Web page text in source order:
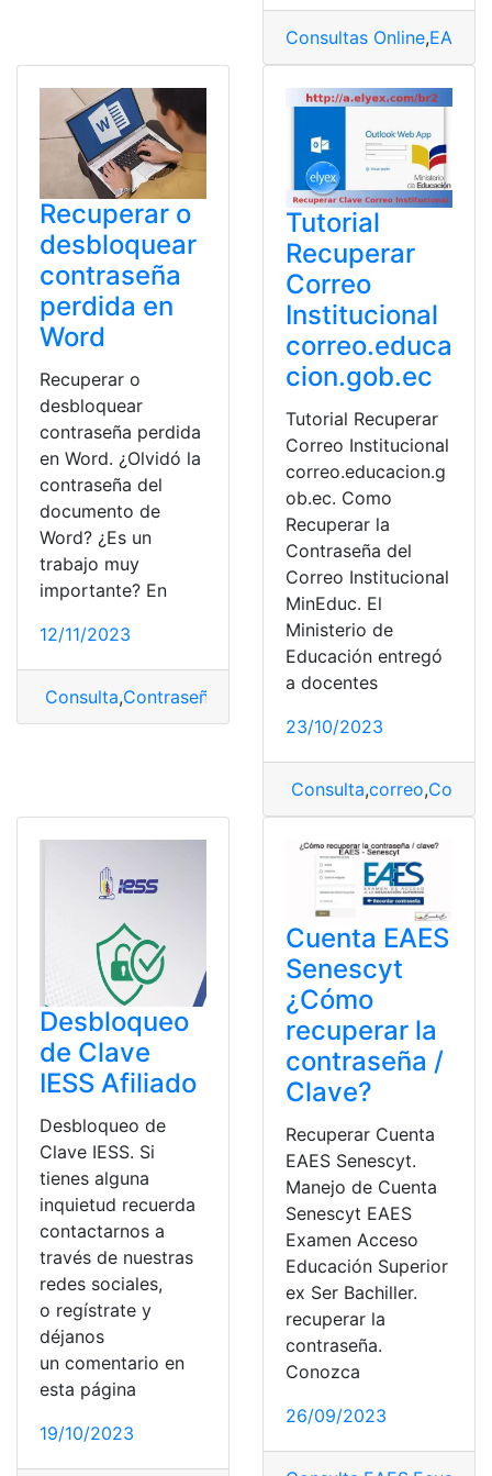
Consultas Online,EAES
Recuperar o
desbloquear
contraseña
perdida en
Word
Recuperar o
desbloquear
contraseña perdida
en Word. ¿Olvidó la
contraseña del
documento de
Word? ¿Es un
trabajo muy
importante? En
12/11/2023
Consulta,Contraseña desbloquear , Recuperar
Tutorial
Recuperar
Correo
Institucional
correo.educa
cion.gob.ec
Tutorial Recuperar
Correo Institucional
correo.educacion.g
ob.ec. Como
Recuperar la
Contraseña del
Correo Institucional
MinEduc. El
Ministerio de
Educación entregó
a docentes
23/10/2023
Consulta,correo,Correo
Desbloqueo
de Clave
IESS Afiliado
Desbloqueo de
Clave IESS. Si
tienes alguna
inquietud recuerda
contactarnos a
través de nuestras
redes sociales,
o regístrate y
déjanos
un comentario en
esta página
19/10/2023
Cuenta EAES
Senescyt
¿Cómo
recuperar la
contraseña /
Clave?
Recuperar Cuenta
EAES Senescyt.
Manejo de Cuenta
Senescyt EAES
Examen Acceso
Educación Superior
ex Ser Bachiller.
recuperar la
contraseña.
Conozca
26/09/2023